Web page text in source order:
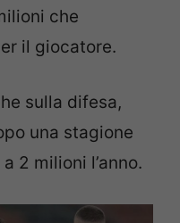
che
il giocatore.
sulla difesa,
una stagione
2 milioni l’anno.